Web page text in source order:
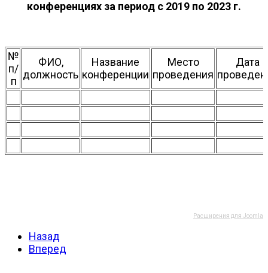
конференциях за период с 2019 по 2023 г.
№
п/
п
ФИО,
должность
Название
конференции
Место
проведения
Дата
Расширения для Joomla
Назад
Вперед